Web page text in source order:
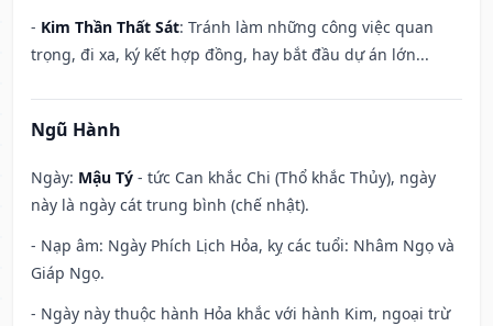
- Kim Thần Thất Sát: Tránh làm những công việc quan
trọng, đi xa, ký kết hợp đồng, hay bắt đầu dự án lớn...
Ngũ Hành
Ngày: Mậu Tý - tức Can khắc Chi (Thổ khắc Thủy), ngày
này là ngày cát trung bình (chế nhật).
- Nạp âm: Ngày Phích Lịch Hỏa, kỵ các tuổi: Nhâm Ngọ và
Giáp Ngọ.
- Ngày này thuộc hành Hỏa khắc với hành Kim, ngoại trừ